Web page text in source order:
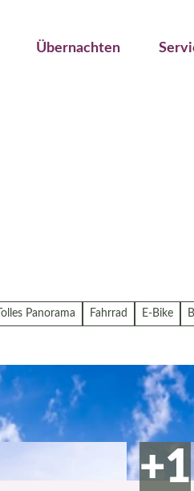
Übernachten
Tolles Panorama Fahrrad E-Bike